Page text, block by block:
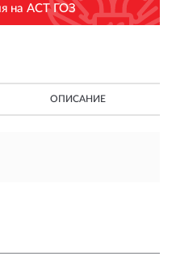
на АСТ ГОЗ
ОПИСАНИЕ